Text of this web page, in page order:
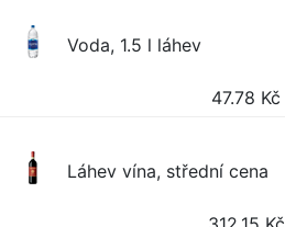
Voda, 1.5 l láhev
47.78 Kč
Láhev vína, střední cena